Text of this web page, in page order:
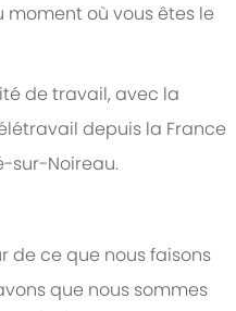
où vous êtes le
de travail, avec la
depuis la France
sur-Noireau.
de ce que nous faisons
que nous sommes